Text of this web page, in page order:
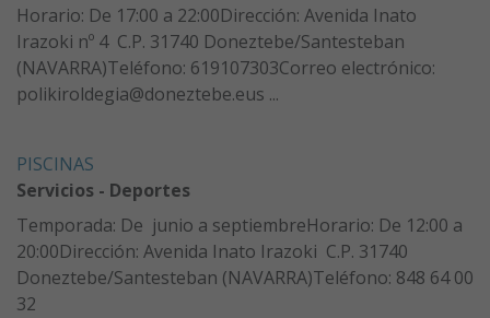
Horario: De 17:00 a 22:00Dirección: Avenida Inato
Irazoki nº 4 C.P. 31740 Doneztebe/Santesteban
(NAVARRA)Teléfono: 619107303Correo electrónico:
polikiroldegia@doneztebe.eus ...
PISCINAS
Servicios - Deportes
Temporada: De junio a septiembreHorario: De 12:00 a
20:00Dirección: Avenida Inato Irazoki C.P. 31740
Doneztebe/Santesteban (NAVARRA)Teléfono: 848 64 00
32